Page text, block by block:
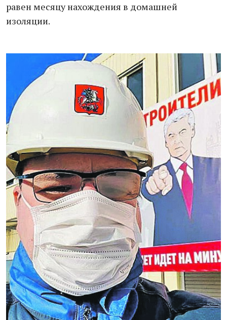
равен месяцу нахождения в домашней
изоляции.